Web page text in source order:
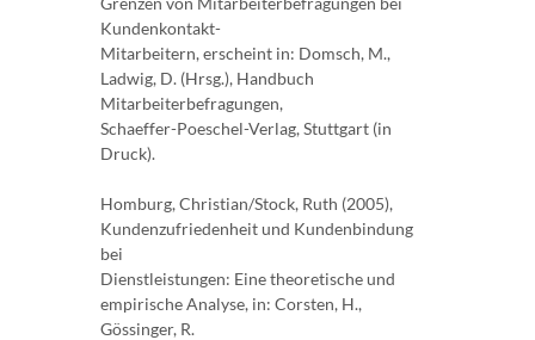
Kundenkontakt-
Mitarbeitern, erscheint in: Domsch, M.,
Ladwig, D. (Hrsg.), Handbuch
Mitarbeiterbefragungen,
Schaeffer-Poeschel-Verlag, Stuttgart (in
Druck).
Homburg, Christian/Stock, Ruth (2005),
Kundenzufriedenheit und Kundenbindung
bei
Dienstleistungen: Eine theoretische und
empirische Analyse, in: Corsten, H.,
Gössinger, R.